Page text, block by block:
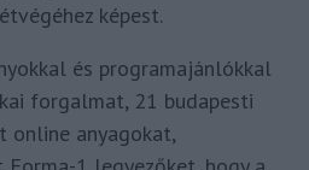
képest.
és programajánlókkal
forgalmat, 21 budapesti
anyagokat,